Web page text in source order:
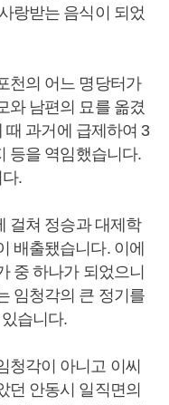
랑받는 음식이 되었
천의 어느 명당터가
와 남편의 묘를 옮겼
때 과거에 급제하여 3
등을 역임했습니다.
.
걸쳐 정승과 대제학
배출됐습니다. 이에
중 하나가 되었으니
임청각의 큰 정기를
습니다.
청각이 아니고 이씨
던 안동시 일직면의